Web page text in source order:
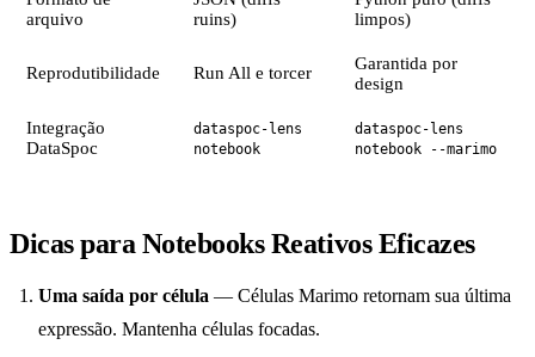
arquivo
ruins)
limpos)
Reprodutibilidade Run All e torcer
Garantida por
design
Integração
DataSpoc
dataspoc-lens
notebook
dataspoc-lens
notebook --marimo
Dicas para Notebooks Reativos Eficazes
Uma saída por célula — Células Marimo retornam sua última
expressão. Mantenha células focadas.